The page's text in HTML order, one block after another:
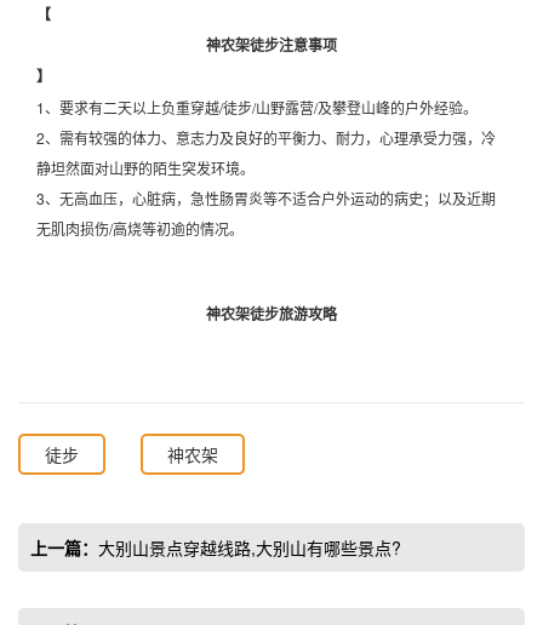
【
神农架徒步注意事项
】
1、要求有二天以上负重穿越/徒步/山野露营/及攀登山峰的户外经验。
2、需有较强的体力、意志力及良好的平衡力、耐力，心理承受力强，冷
静坦然面对山野的陌生突发环境。
3、无高血压，心脏病，急性肠胃炎等不适合户外运动的病史；以及近期
无肌肉损伤/高烧等初逾的情况。
神农架徒步旅游攻略
徒步 神农架
上一篇： 大别山景点穿越线路,大别山有哪些景点?